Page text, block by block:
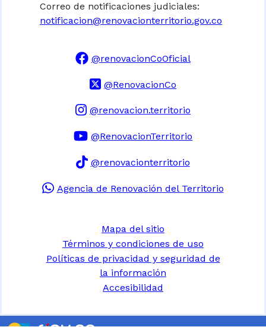
Correo de notificaciones judiciales:
notificacion@renovacionterritorio.gov.co
@renovacionCoOficial
@RenovacionCo
@renovacion.territorio
@RenovacionTerritorio
@renovacionterritorio
Agencia de Renovación del Territorio
Mapa del sitio
Términos y condiciones de uso
Políticas de privacidad y seguridad de
la información
Accesibilidad